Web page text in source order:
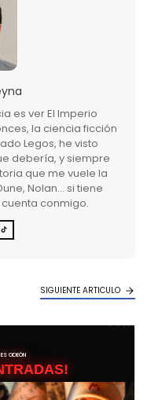
es ver El Imperio
la ciencia ficción
Legos, he visto
debería, y siempre
que me vuele la
Nolan… si tiene
conmigo.
SIGUIENTE ARTICULO
ODEÓN